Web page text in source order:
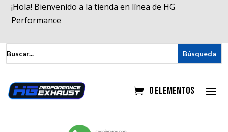
¡Hola! Bienvenido a la tienda en línea de HG
Performance
0 elementos